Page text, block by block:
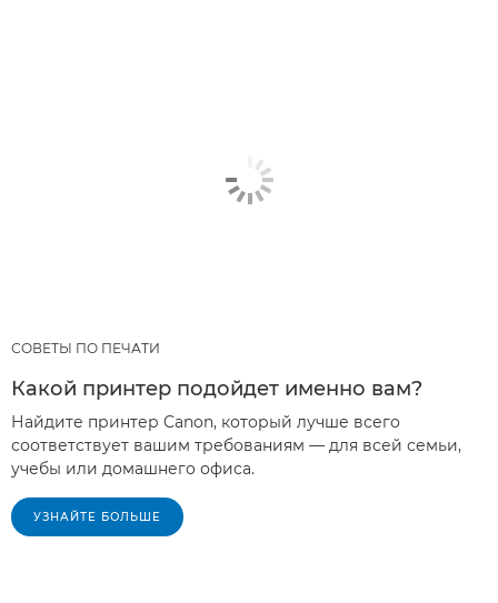
СОВЕТЫ ПО ПЕЧАТИ
Какой принтер подойдет именно вам?
Найдите принтер Canon, который лучше всего
соответствует вашим требованиям — для всей семьи,
учебы или домашнего офиса.
УЗНАЙТЕ БОЛЬШЕ